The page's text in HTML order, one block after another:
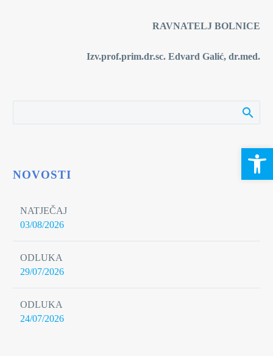
RAVNATELJ BOLNICE
Izv.prof.prim.dr.sc. Edvard Galić, dr.med.
NOVOSTI
NATJEČAJ
03/08/2026
ODLUKA
29/07/2026
ODLUKA
24/07/2026